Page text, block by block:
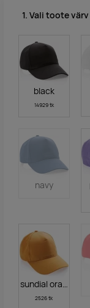
1. Vali toote värv
black
14929 tk
navy
sundial orange
2526 tk